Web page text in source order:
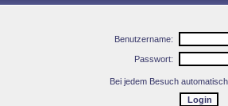
Benutzername:
Passwort:
Bei jedem Besuch